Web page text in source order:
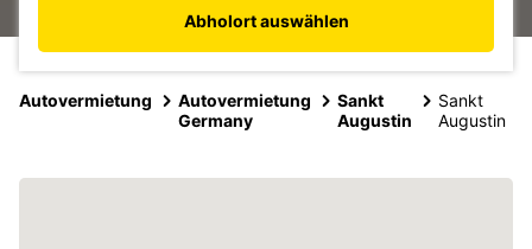
Abholort auswählen
Autovermietung
Autovermietung
Germany
Sankt
Augustin
Sankt
Augustin